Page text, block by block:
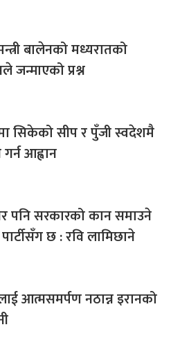
बालेनको मध्यरातको
जन्माएको प्रश्न
सिकेको सीप र पुँजी स्वदेशमै
आह्वान
पनि सरकारको कान समाउने
छ : रवि लामिछाने
आत्मसमर्पण नठान्न इरानको